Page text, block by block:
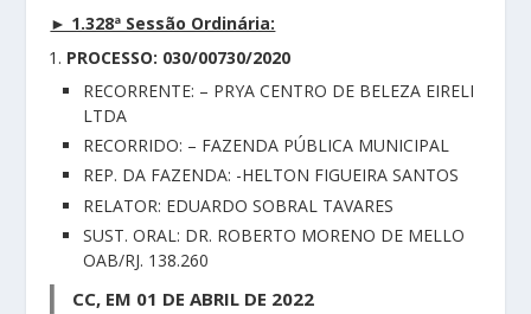
► 1.328ª Sessão Ordinária:
PROCESSO: 030/00730/2020
RECORRENTE: – PRYA CENTRO DE BELEZA EIRELI
LTDA
RECORRIDO: – FAZENDA PÚBLICA MUNICIPAL
REP. DA FAZENDA: -HELTON FIGUEIRA SANTOS
RELATOR: EDUARDO SOBRAL TAVARES
SUST. ORAL: DR. ROBERTO MORENO DE MELLO
OAB/RJ. 138.260
CC, EM 01 DE ABRIL DE 2022